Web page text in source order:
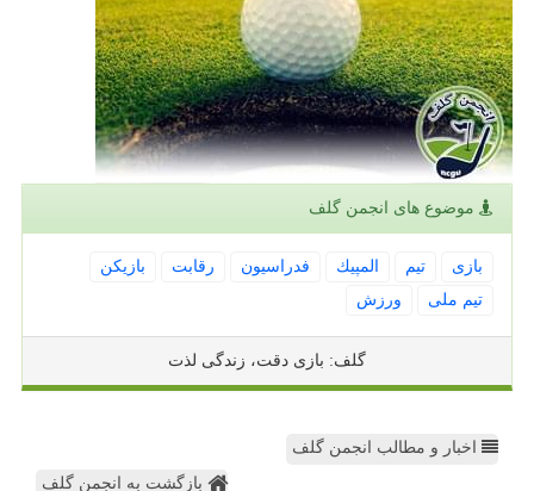
موضوع های انجمن گلف
بازی تیم المپیك فدراسیون رقابت
بازیكن
تیم ملی
ورزش
گلف: بازی دقت، زندگی لذت
اخبار و مطالب انجمن گلف
بازگشت به انجمن گلف